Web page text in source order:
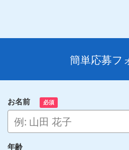
簡単応募フ
お名前 必須
年齢